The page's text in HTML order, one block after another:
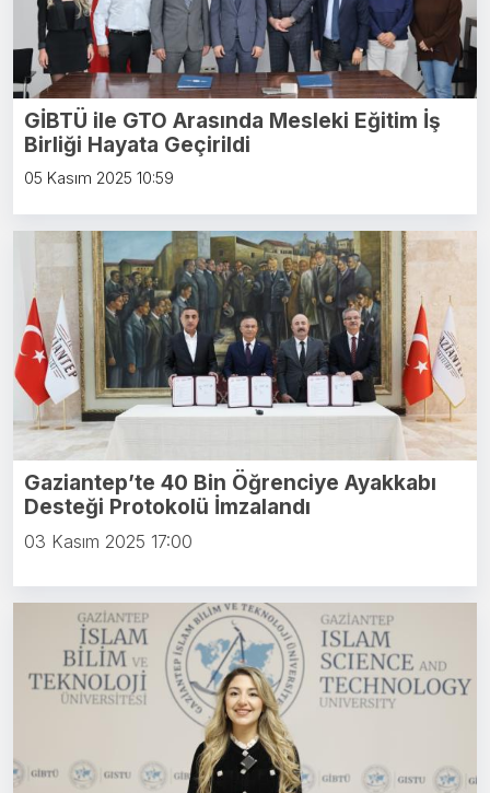
GİBTÜ ile GTO Arasında Mesleki Eğitim İş
Birliği Hayata Geçirildi
05 Kasım 2025 10:59
Gaziantep’te 40 Bin Öğrenciye Ayakkabı
Desteği Protokolü İmzalandı
03 Kasım 2025 17:00